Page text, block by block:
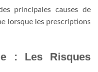
principales causes de
lorsque les prescriptions
: Les Risques